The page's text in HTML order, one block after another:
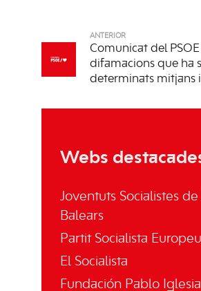
ANTERIOR
Comunicat del
difamacions que ha
determinats mitjans
Webs
Joventuts Socialistes
Balears
Partit Socialista Europeu
El Socialista
Fundación Pablo